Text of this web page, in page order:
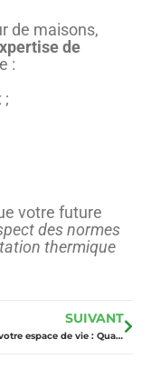
de maisons,
de
:
;
votre future
des normes
thermique
SUIVANT
Optimisez votre espace de vie : Qualité de l’air intérieur